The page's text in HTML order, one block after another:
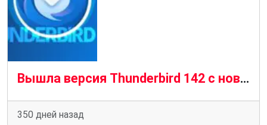
Вышла версия Thunderbird 142 с новой функцией подписи PDF
350 дней назад